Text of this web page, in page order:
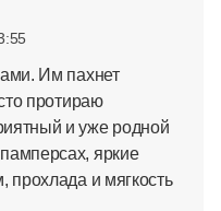
Им пахнет
протираю
и уже родной
яркие
прохлада и мягкость